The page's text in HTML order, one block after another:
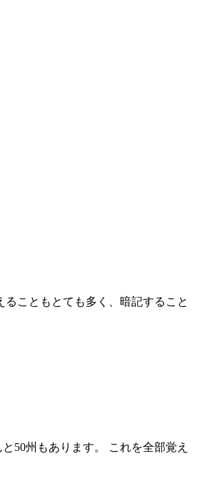
こともとても多く、暗記すること
50州もあります。 これを全部覚え